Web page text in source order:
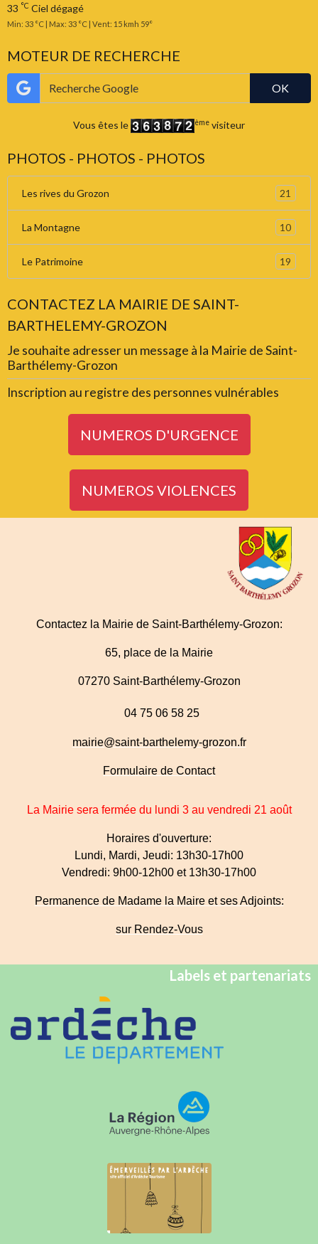
33 °C Ciel dégagé
Min: 33 °C | Max: 33 °C | Vent: 15 kmh 59°
MOTEUR DE RECHERCHE
OK
Vous êtes le ème visiteur
PHOTOS - PHOTOS - PHOTOS
Les rives du Grozon 21
La Montagne 10
Le Patrimoine 19
CONTACTEZ LA MAIRIE DE SAINT-
BARTHELEMY-GROZON
Je souhaite adresser un message à la Mairie de Saint-
Barthélemy-Grozon
Inscription au registre des personnes vulnérables
NUMEROS D'URGENCE
NUMEROS VIOLENCES
Contactez la Mairie de Saint-Barthélemy-Grozon:
65, place de la Mairie
07270 Saint-Barthélemy-Grozon
04 75 06 58 25
mairie@saint-barthelemy-grozon.fr
Formulaire de Contact
La Mairie sera fermée du lundi 3 au vendredi 21 août
Horaires d'ouverture:
Lundi, Mardi, Jeudi: 13h30-17h00
Vendredi: 9h00-12h00 et 13h30-17h00
Permanence de Madame la Maire et ses Adjoints:
sur Rendez-Vous
Labels et partenariats